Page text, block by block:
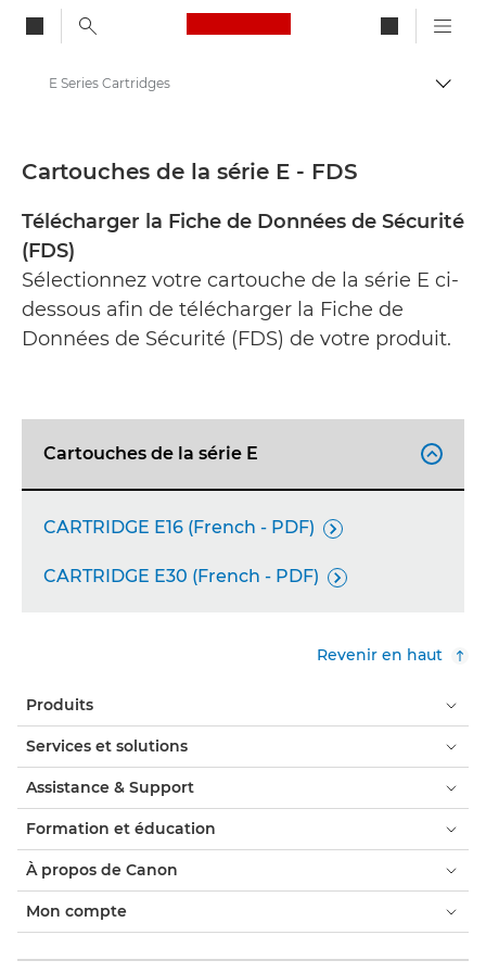
Canon Logo, back to
Fiches de données de sécurité
E Series Cartridges
Cartouches de la série E - FDS
Télécharger la Fiche de Données de Sécurité
(FDS)
Sélectionnez votre cartouche de la série E ci-
dessous afin de télécharger la Fiche de
Données de Sécurité (FDS) de votre produit.
Cartouches de la série E 
CARTRIDGE E16 (French - PDF) 
CARTRIDGE E30 (French - PDF) 
Revenir en haut
Produits
Services et solutions
Assistance & Support
Formation et éducation
À propos de Canon
Mon compte